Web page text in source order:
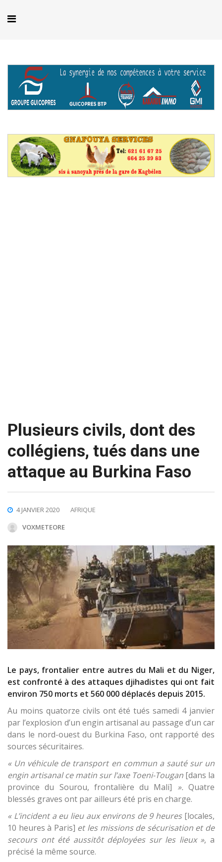
Plusieurs civils, dont des
collégiens, tués dans une
attaque au Burkina Faso
4 JANVIER 2020
AFRIQUE
VOXMETEORE
Le pays, frontalier entre autres du Mali et du Niger,
est confronté à des attaques djihadistes qui ont fait
environ 750 morts et 560 000 déplacés depuis 2015.
Au moins quatorze civils ont été tués samedi 4 janvier
par l’explosion d’un engin artisanal au passage d’un car
dans le nord-ouest du Burkina Faso, ont rapporté des
sources sécuritaires.
« Un véhicule de transport en commun a sauté sur un
engin artisanal ce matin sur l’axe Toeni-Tougan [dans la
province du Sourou, frontalière du Mali] ».Quatre
blessés graves ont par ailleurs été pris en charge.
« L’incident a eu lieu aux environs de 9 heures[locales,
10 heures à Paris] et les missions de sécurisation et de
secours ont été aussitôt déployées sur les lieux », a
précisé la même source.